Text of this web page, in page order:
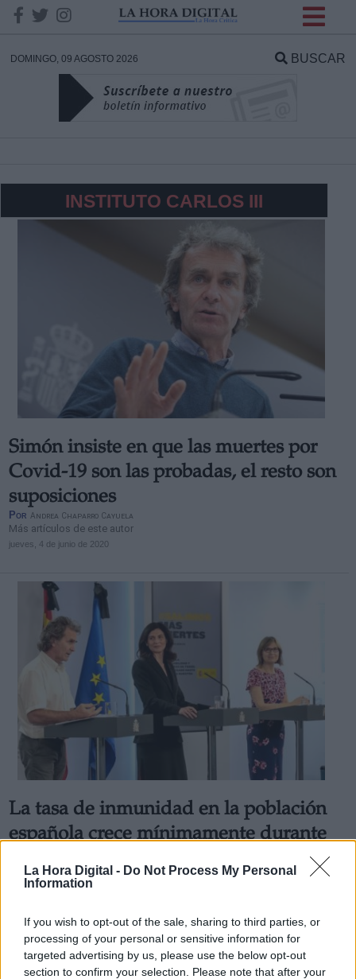
La Hora Digital - Do Not Process My Personal
Information
If you wish to opt-out of the sale, sharing to third parties, or
processing of your personal or sensitive information for
targeted advertising by us, please use the below opt-out
section to confirm your selection. Please note that after your
DOMINGO, 09 AGOSTO 2026 BUSCAR
INSTITUTO CARLOS III
Simón insiste en que las muertes por
Covid-19 son las probadas, el resto son
suposiciones
Por Andrea Chaparro Cayuela
Más artículos de este autor
jueves, 4 de junio de 2020
La tasa de inmunidad en la población
española crece mínimamente durante
PorFacundo Caín Sagárnaga Giles
Más artículos de este autor
DATOS
Responsable:
Datos tratados:
Derechos:
Información adicional
link